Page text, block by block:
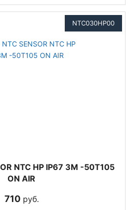
NTC030HP00
NTC HP IP67 3M -50T105
ON AIR
710руб.